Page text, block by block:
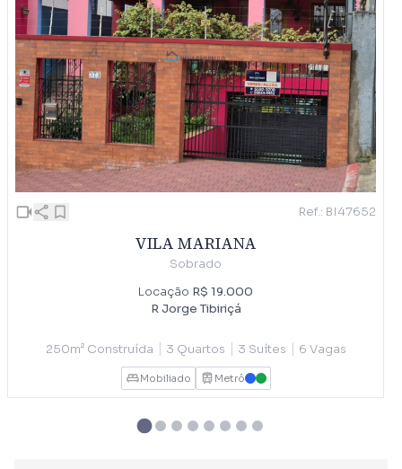
Ref.: BI47652
VILA MARIANA
Sobrado
Locação R$ 19.000
R Jorge Tibiriçá
250m² Construída | 3 Quartos | 3 Suítes | 6 Vagas
Mobiliado Metrô AZULVERDE